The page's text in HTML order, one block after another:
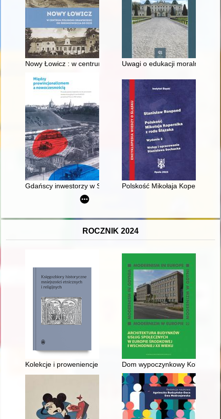
Nowy Łowicz : w centrum poligonu drawskiego od
Uwagi o edukacji moralnej
Gdańscy inwestorzy w Sopocie : prestiż finansowy i
Polskość Mikołaja Kopernika z
ROCZNIK 2024
Kolekcje i proweniencje z zabytkowej biblioteki Parafii
Dom wypoczynkowy